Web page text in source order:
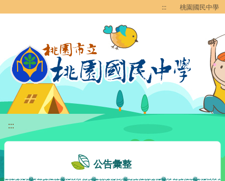
::: 桃園國民中學
:::
公告彙整